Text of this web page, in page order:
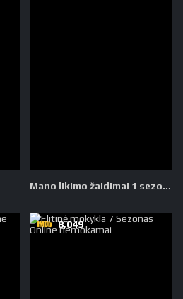
Mano likimo žaidimai 1 sezonas
8,049